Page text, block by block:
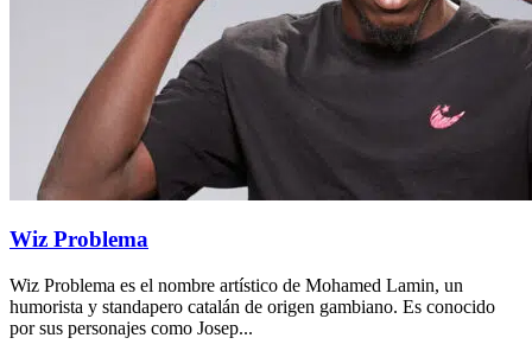
Wiz Problema
Wiz Problema es el nombre artístico de Mohamed Lamin, un
humorista y standapero catalán de origen gambiano. Es conocido
por sus personajes como Josep...